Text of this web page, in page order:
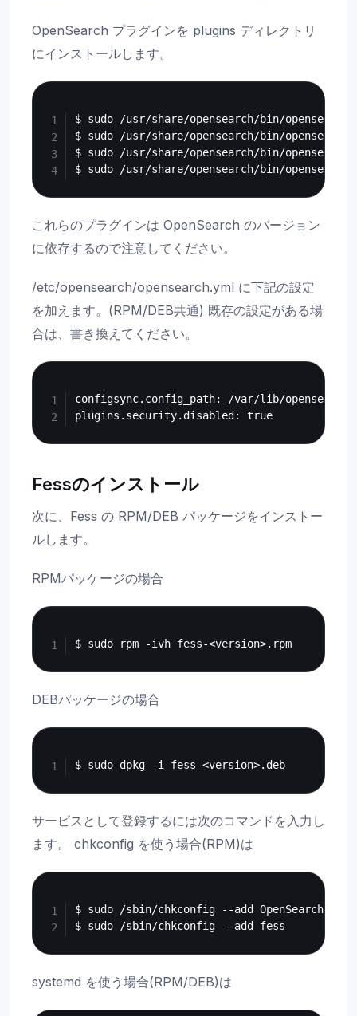
OpenSearch プラグインを plugins ディレクトリ
にインストールします。
$ sudo /usr/share/opensearch/bin/
$ sudo /usr/share/opensearch/bin/
$ sudo /usr/share/opensearch/bin/
これらのプラグインは OpenSearch のバージョン
に依存するので注意してください。
/etc/opensearch/opensearch.yml に下記の設定
を加えます。(RPM/DEB共通) 既存の設定がある場
合は、書き換えてください。
configsync.config_path: /var/lib/
Fessのインストール
次に、Fess の RPM/DEB パッケージをインストー
ルします。
RPMパッケージの場合
DEBパッケージの場合
サービスとして登録するには次のコマンドを入力し
ます。 chkconfig を使う場合(RPM)は
$ sudo /sbin/chkconfig --add OpenSearch
systemd を使う場合(RPM/DEB)は